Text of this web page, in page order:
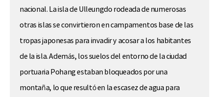
nacional. La isla de Ulleungdo rodeada de numerosas
otras islas se convirtieron en campamentos base de las
tropas japonesas para invadir y acosar a los habitantes
de la isla. Además, los suelos del entorno de la ciudad
portuaria Pohang estaban bloqueados por una
montaña, lo que resultó en la escasez de agua para